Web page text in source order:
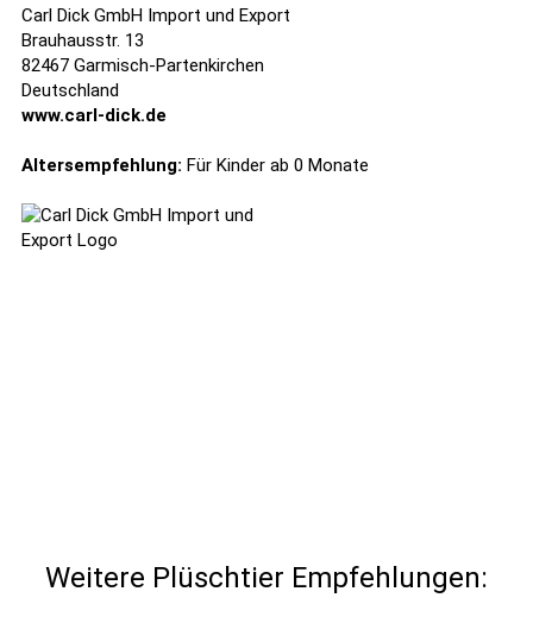
Carl Dick GmbH Import und Export
Brauhausstr. 13
82467 Garmisch-Partenkirchen
Deutschland
www.carl-dick.de
Altersempfehlung: Für Kinder ab 0 Monate
Weitere Plüschtier Empfehlungen: